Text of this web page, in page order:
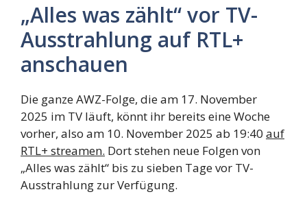
„Alles was zählt“ vor TV-
Ausstrahlung auf RTL+
anschauen
Die ganze AWZ-Folge, die am 17. November
2025 im TV läuft, könnt ihr bereits eine Woche
vorher, also am 10. November 2025 ab 19:40 auf
RTL+ streamen. Dort stehen neue Folgen von
„Alles was zählt“ bis zu sieben Tage vor TV-
Ausstrahlung zur Verfügung.